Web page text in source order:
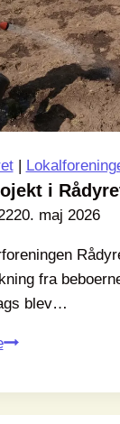
|
i
20. maj 2026
fra
blev…
Naturprojekt
Rådyret